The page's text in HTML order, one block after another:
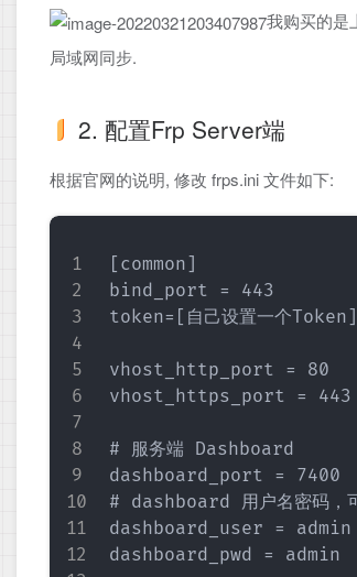
我购买的是
局域网同步.
2. 配置Frp Server端
根据官网的说明, 修改 frps.ini 文件如下:
[common]
bind_port = 443
token=[自己设置一个Token]
vhost_http_port = 80
vhost_https_port = 443
# 服务端 Dashboard
dashboard_port = 7400
# dashboard 用户名密码，
dashboard_user = admin
dashboard_pwd = admin